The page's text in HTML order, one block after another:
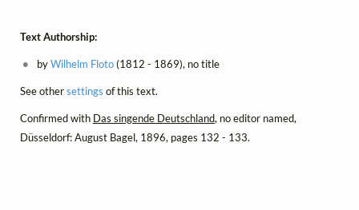
Text Authorship:
byWilhelm Floto(1812 - 1869), no title
See othersettings of this text.
Confirmed with Das singende Deutschland, no editor named,
Düsseldorf: August Bagel, 1896, pages 132 - 133.